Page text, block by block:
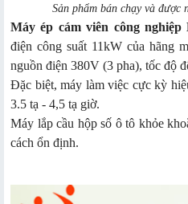
Sản phẩm bán chạy và
Máy ép cám viên công nghiệp
điện công suất 11kW của hãng
nguồn điện 380V (3 pha), tốc độ
Đặc biệt, máy làm việc cực kỳ
3.5 tạ - 4,5 tạ giờ.
Máy lắp cầu hộp số ô tô khỏe
cách ổn định.